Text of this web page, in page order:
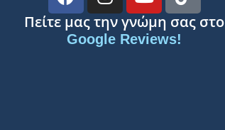
Πείτε μας την γνώμη σας στο
Google Reviews!